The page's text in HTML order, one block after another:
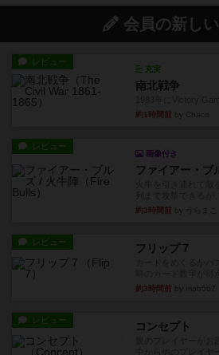
会員の新し
レビュー
充実
南北戦争
約1時間前
レビュー
画像付き
ファイアー・ブ
約3時間前
レビュー フリップ７
約3時間前
レビュー コンセプト